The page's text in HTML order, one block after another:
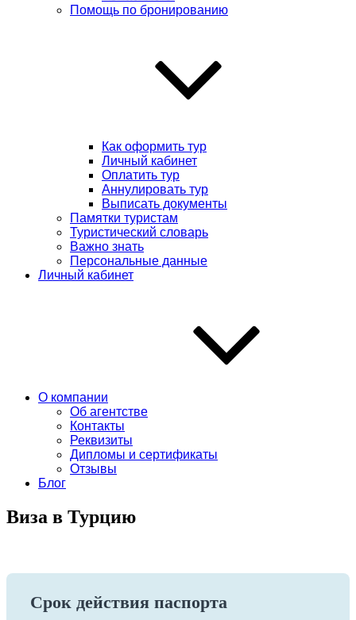
Помощь по бронированию
Как оформить тур
Личный кабинет
Оплатить тур
Аннулировать тур
Выписать документы
Памятки туристам
Туристический словарь
Важно знать
Персональные данные
Личный кабинет
О компании
Об агентстве
Контакты
Реквизиты
Дипломы и сертификаты
Отзывы
Блог
Виза в Турцию
Срок действия паспорта